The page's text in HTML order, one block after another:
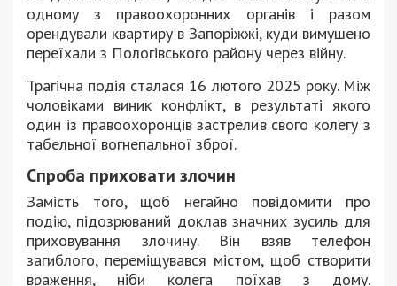
одному з правоохоронних органів і разом
орендували квартиру в Запоріжжі, куди вимушено
переїхали з Пологівського району через війну.
Трагічна подія сталася 16 лютого 2025 року. Між
чоловіками виник конфлікт, в результаті якого
один із правоохоронців застрелив свого колегу з
табельної вогнепальної зброї.
Спроба приховати злочин
Замість того, щоб негайно повідомити про
подію, підозрюваний доклав значних зусиль для
приховування злочину. Він взяв телефон
загиблого, переміщувався містом, щоб створити
враження, ніби колега поїхав з дому.